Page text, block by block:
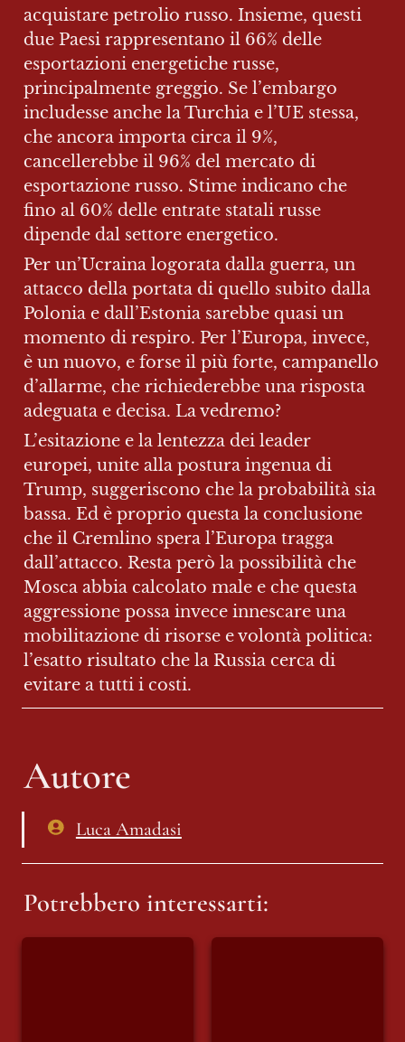
acquistare petrolio russo. Insieme, questi
due Paesi rappresentano il 66% delle
esportazioni energetiche russe,
principalmente greggio. Se l’embargo
includesse anche la Turchia e l’UE stessa,
che ancora importa circa il 9%,
cancellerebbe il 96% del mercato di
esportazione russo. Stime indicano che
fino al 60% delle entrate statali russe
dipende dal settore energetico.
Per un’Ucraina logorata dalla guerra, un
attacco della portata di quello subito dalla
Polonia e dall’Estonia sarebbe quasi un
momento di respiro. Per l’Europa, invece,
è un nuovo, e forse il più forte, campanello
d’allarme, che richiederebbe una risposta
adeguata e decisa. La vedremo?
L’esitazione e la lentezza dei leader
europei, unite alla postura ingenua di
Trump, suggeriscono che la probabilità sia
bassa. Ed è proprio questa la conclusione
che il Cremlino spera l’Europa tragga
dall’attacco. Resta però la possibilità che
Mosca abbia calcolato male e che questa
aggressione possa invece innescare una
mobilitazione di risorse e volontà politica:
l’esatto risultato che la Russia cerca di
evitare a tutti i costi.
Autore
Luca Amadasi
Potrebbero interessarti: